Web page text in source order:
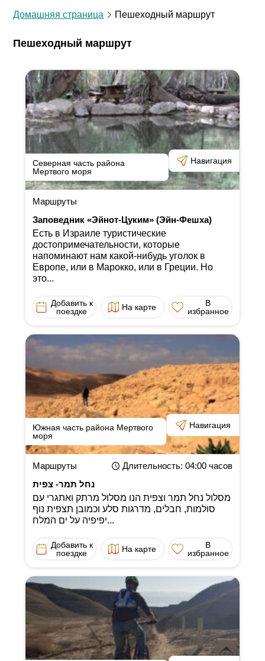
Домашняя страница Пешеходный маршрут
Пешеходный маршрут
Северная часть района
Мертвого моря
Навигация
Маршруты
Заповедник «Эйнот-Цуким» (Эйн-Фешха)
Есть в Израиле туристические
достопримечательности, которые
напоминают нам какой-нибудь уголок в
Европе, или в Марокко, или в Греции. Но
это...
Добавить к
поездке
На карте
В
избранное
Южная часть района Мертвого
моря
Навигация
Маршруты Длительность: 04:00часов
נחל תמר- צפית
מסלול נחל תמר וצפית הנו מסלול מרתק ואתגרי עם
סולמות, חבלים, מדרגות סלע וכמובן תצפית נוף
יפיפיה על ים המלח...
Добавить к
поездке
На карте
В
избранное